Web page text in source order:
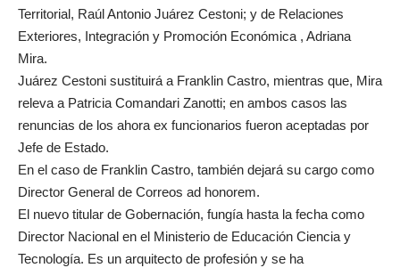
Territorial, Raúl Antonio Juárez Cestoni; y de Relaciones
Exteriores, Integración y Promoción Económica , Adriana
Mira.
Juárez Cestoni sustituirá a Franklin Castro, mientras que, Mira
releva a Patricia Comandari Zanotti; en ambos casos las
renuncias de los ahora ex funcionarios fueron aceptadas por
Jefe de Estado.
En el caso de Franklin Castro, también dejará su cargo como
Director General de Correos ad honorem.
El nuevo titular de Gobernación, fungía hasta la fecha como
Director Nacional en el Ministerio de Educación Ciencia y
Tecnología. Es un arquitecto de profesión y se ha